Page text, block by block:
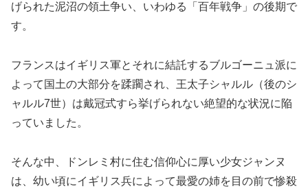
げられた泥沼の領土争い、いわゆる「百年戦争」の後期で
す。
フランスはイギリス軍とそれに結託するブルゴーニュ派に
よって国土の大部分を蹂躙され、王太子シャルル（後のシ
ャルル7世）は戴冠式すら挙げられない絶望的な状況に陥
っていました。
そんな中、ドンレミ村に住む信仰心に厚い少女ジャンヌ
は、幼い頃にイギリス兵によって最愛の姉を目の前で惨殺